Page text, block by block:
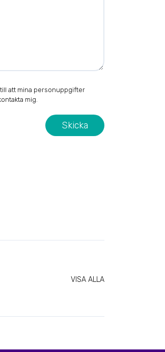
att mina personuppgifter
mig.
VISA ALLA